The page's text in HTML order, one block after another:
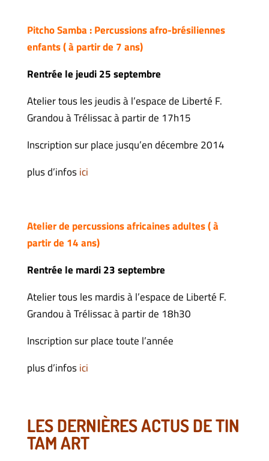
Pitcho Samba : Percussions afro-brésiliennes
enfants ( à partir de 7 ans)
Rentrée le jeudi 25 septembre
Atelier tous les jeudis à l’espace de Liberté F.
Grandou à Trélissac à partir de 17h15
Inscription sur place jusqu’en décembre 2014
plus d’infosici
Atelier de percussions africaines adultes ( à
partir de 14 ans)
Rentrée le mardi 23 septembre
Atelier tous les mardis à l’espace de Liberté F.
Grandou à Trélissac à partir de 18h30
Inscription sur place toute l’année
plus d’infosici
LES DERNIÈRES ACTUS DE TIN
TAM ART